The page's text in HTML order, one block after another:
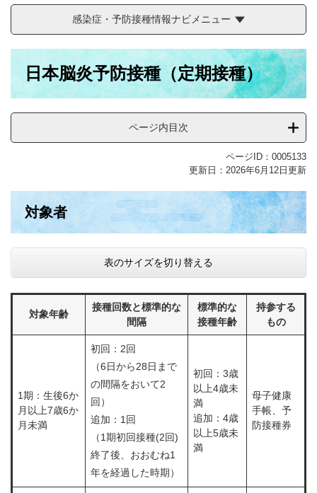
感染症・予防接種情報ナビメニュー
日本脳炎予防接種（定期接種）
ページ内目次
ページID：0005133
更新日：2026年6月12日更新
対象者
表のサイズを切り替える
対象年齢
接種回数と標準的な
間隔
標準的な
接種年齢
持参する
もの
1期：生後6か
月以上7歳6か
月未満
初回：2回
（6日から28日まで
の間隔をおいて2
回）
追加：1回
（1期初回接種(2回)
終了後、おおむね1
年を経過した時期）
初回：3歳
以上4歳未
満
追加：4歳
以上5歳未
満
母子健康
手帳、予
防接種券